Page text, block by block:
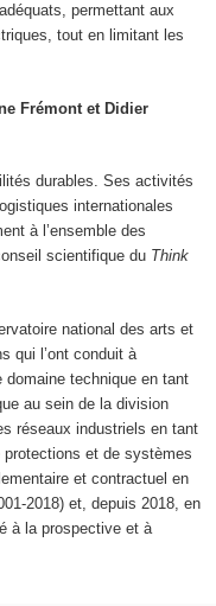
permettant aux
tout en limitant les
Frémont et Didier
durables. Ses activités
internationales
à l’ensemble des
scientifique du Think
national des arts et
qui l’ont conduit à
technique en tant
au sein de la division
réseaux industriels en tant
protections et de systèmes
et contractuel en
2018) et, depuis 2018, en
à la prospective et à